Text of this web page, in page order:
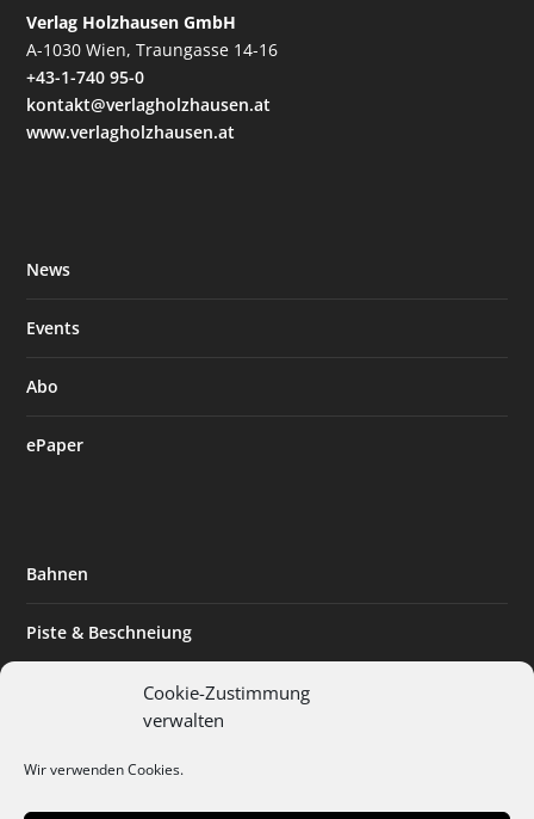
Cookie-Zustimmung
verwalten
Wir verwenden Cookies.
Verlag Holzhausen GmbH
A-1030 Wien, Traungasse 14-16
+43-1-740 95-0
kontakt@verlagholzhausen.at
www.verlagholzhausen.at
News
Events
Abo
ePaper
Bahnen
Piste & Beschneiung
Expertise & Technik